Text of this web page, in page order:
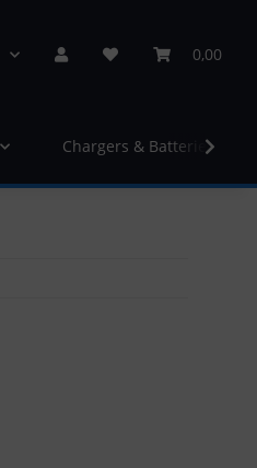
0,00
Chargers & Batteries